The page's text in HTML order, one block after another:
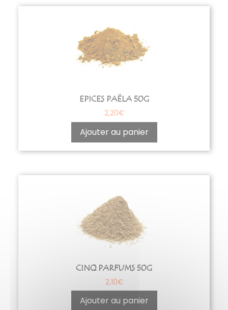
EPICES PAËLA 50G
2,20€
Ajouter au panier
CINQ PARFUMS 50G
2,10€
Ajouter au panier